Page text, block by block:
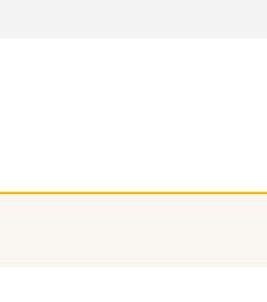
et management